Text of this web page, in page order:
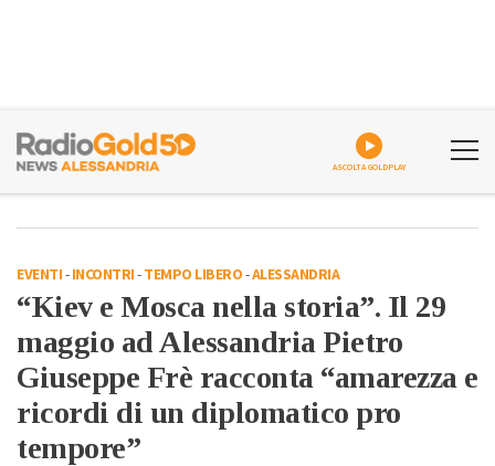
ASCOLTA GOLDPLAY
EVENTI-INCONTRI-TEMPO LIBERO-ALESSANDRIA
“Kiev e Mosca nella storia”. Il 29
maggio ad Alessandria Pietro
Giuseppe Frè racconta “amarezza e
ricordi di un diplomatico pro
tempore”